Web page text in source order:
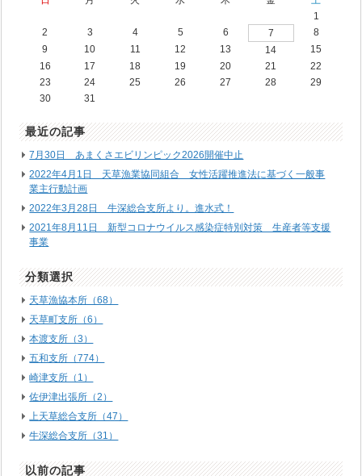
1
2
3 4 5 6 7
8
9
10 11 12 13 14
15
16
17 18 19 20 21
22
23
24 25 26 27 28
29
30
31
最近の記事
7月30日 あまくさエビリンピック2026開催中止
2022年4月1日 天草漁業協同組合 女性活躍推進法に基づく一般事
業主行動計画
2022年3月28日 牛深総合支所より。進水式！
2021年8月11日 新型コロナウイルス感染症特別対策 生産者等支援
事業
分類選択
天草漁協本所（68）
天草町支所（6）
本渡支所（3）
五和支所（774）
崎津支所（1）
佐伊津出張所（2）
上天草総合支所（47）
牛深総合支所（31）
以前の記事